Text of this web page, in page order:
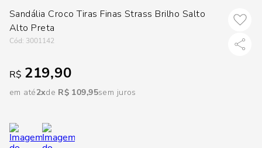
Sandália Croco Tiras Finas Strass Brilho Salto
Alto Preta
: 3001142
R$ 219,90
em até2 R$ 109,95sem juros